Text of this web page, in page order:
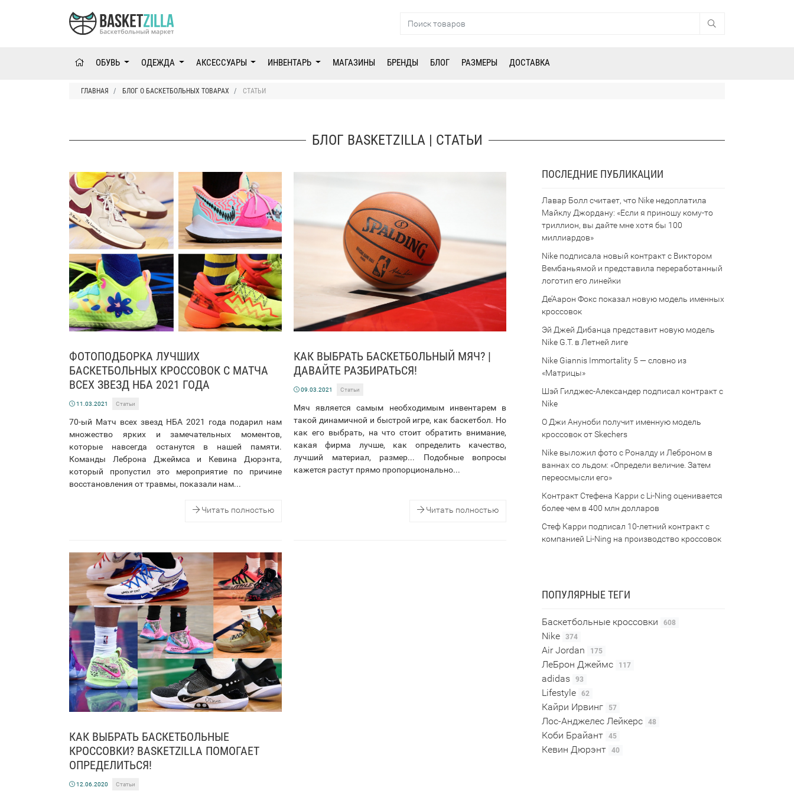
ОБУВЬ ОДЕЖДА АКСЕССУАРЫ ИНВЕНТАРЬ МАГАЗИНЫ БРЕНДЫ БЛОГ РАЗМЕРЫ ДОСТАВКА
ГЛАВНАЯ БЛОГ О БАСКЕТБОЛЬНЫХ ТОВАРАХ СТАТЬИ
БЛОГ BASKETZILLA | СТАТЬИ
ФОТОПОДБОРКА ЛУЧШИХ
БАСКЕТБОЛЬНЫХ КРОССОВОК С МАТЧА
ВСЕХ ЗВЕЗД НБА 2021 ГОДА
11.03.2021 Статьи
70-ый Матч всех звезд НБА 2021 года подарил нам
множество ярких и замечательных моментов,
которые навсегда останутся в нашей памяти.
Команды Леброна Джеймса и Кевина Дюрэнта,
который пропустил это мероприятие по причине
восстановления от травмы, показали нам...
Читать полностью
КАК ВЫБРАТЬ БАСКЕТБОЛЬНЫЙ МЯЧ? |
ДАВАЙТЕ РАЗБИРАТЬСЯ!
09.03.2021 Статьи
Мяч является самым необходимым инвентарем в
такой динамичной и быстрой игре, как баскетбол. Но
как его выбрать, на что стоит обратить внимание,
какая фирма лучше, как определить качество,
лучший материал, размер... Подобные вопросы
кажется растут прямо пропорционально...
Читать полностью
КАК ВЫБРАТЬ БАСКЕТБОЛЬНЫЕ
КРОССОВКИ? BASKETZILLA ПОМОГАЕТ
ОПРЕДЕЛИТЬСЯ!
12.06.2020 Статьи
ПОСЛЕДНИЕ ПУБЛИКАЦИИ
Лавар Болл считает, что Nike недоплатила
Майклу Джордану: «Если я приношу кому-то
триллион, вы дайте мне хотя бы 100
миллиардов»
Nike подписала новый контракт с Виктором
Вембаньямой и представила переработанный
логотип его линейки
Де’Аарон Фокс показал новую модель именных
кроссовок
Эй Джей Дибанца представит новую модель
Nike G.T. в Летней лиге
Nike Giannis Immortality 5 — словно из
«Матрицы»
Шэй Гилджес-Александер подписал контракт с
Nike
О Джи Ануноби получит именную модель
кроссовок от Skechers
Nike выложил фото с Роналду и Леброном в
ваннах со льдом: «Определи величие. Затем
переосмысли его»
Контракт Стефена Карри с Li-Ning оценивается
более чем в 400 млн долларов
Стеф Карри подписал 10-летний контракт с
компанией Li-Ning на производство кроссовок
ПОПУЛЯРНЫЕ ТЕГИ
Баскетбольные кроссовки 608
Nike 374
Air Jordan 175
ЛеБрон Джеймс 117
adidas 93
Lifestyle 62
Кайри Ирвинг 57
Лос-Анджелес Лейкерс 48
Коби Брайант 45
Кевин Дюрэнт 40